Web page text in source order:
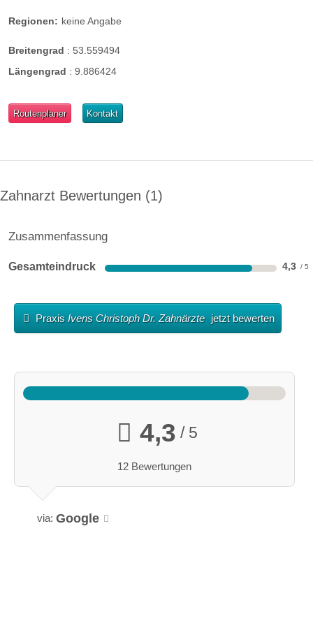
Regionen: keine Angabe
Breitengrad : 53.559494
Längengrad : 9.886424
Routenplaner Kontakt
Zahnarzt Bewertungen 1
Zusammenfassung
Gesamteindruck 4,3
Praxis Ivens Christoph Dr. Zahnärzte jetzt bewerten
4,3 / 5
12 Bewertungen
via: Google